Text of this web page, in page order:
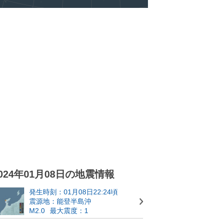
年01月08日の地震情報
発生時刻：01月08日22:24頃
震源地：能登半島沖
M2.0
最大震度：1